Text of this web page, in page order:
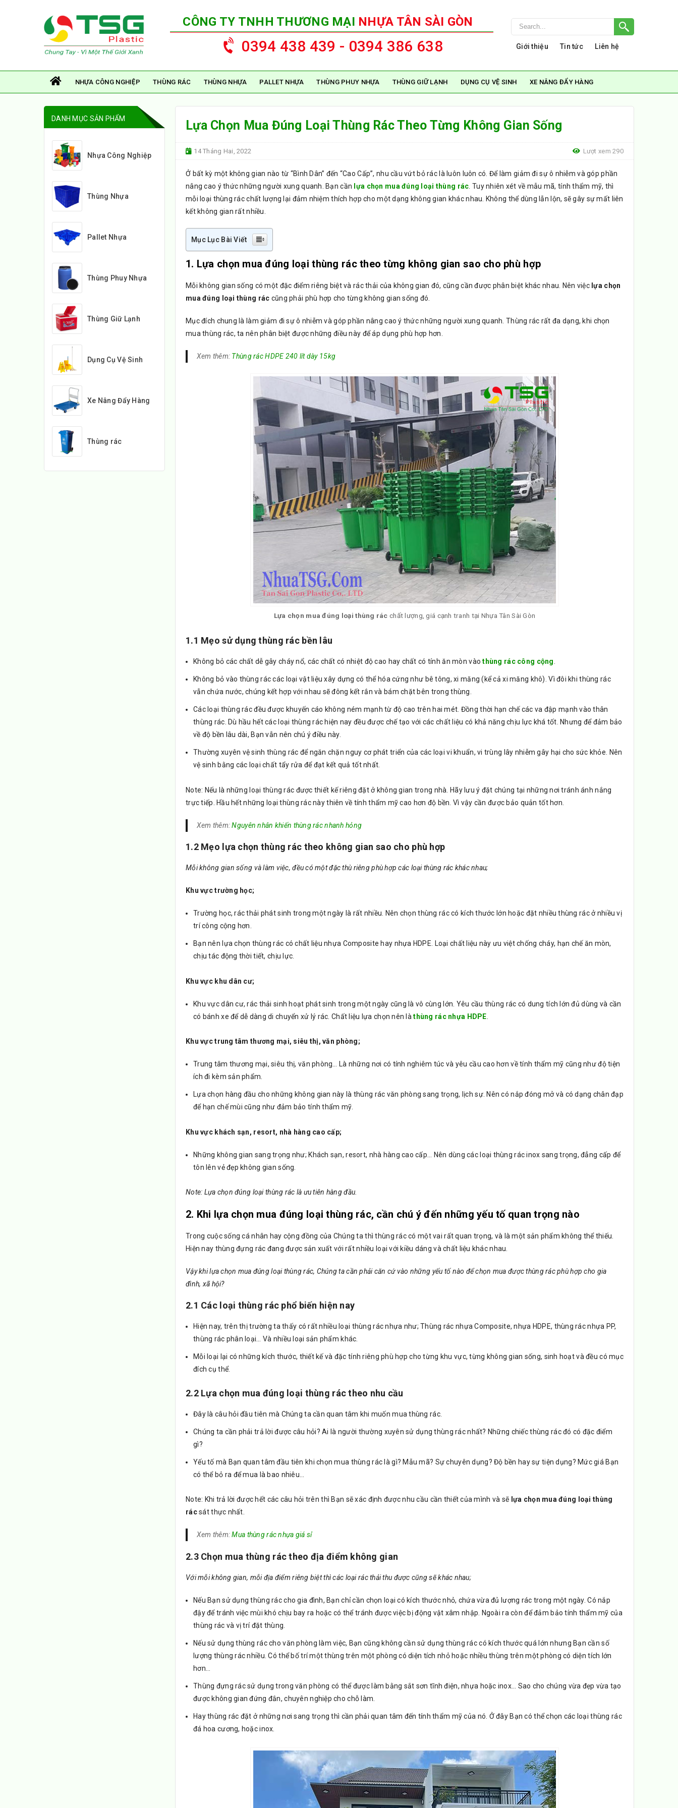
CÔNG TY TNHH THƯƠNG MẠI NHỰA TÂN SÀI GÒN
0394 438 439 - 0394 386 638 Giới thiệu Tin tức Liên hệ
NHỰA CÔNG NGHIỆP THÙNG RÁC THÙNG NHỰA PALLET NHỰA THÙNG PHUY NHỰA THÙNG GIỮ LẠNH DỤNG CỤ VỆ SINH XE NÂNG ĐẨY HÀNG
Lựa Chọn Mua Đúng Loại Thùng Rác Theo Từng Không Gian Sống
14 Tháng Hai, 2022 Lượt xem 290
Ở bất kỳ một không gian nào từ “Bình Dân” đến “Cao Cấp”, nhu cầu vứt bỏ rác là luôn luôn có. Để làm giảm đi sự ô nhiễm và góp phần
nâng cao ý thức những người xung quanh. Bạn cần lựa chọn mua đúng loại thùng rác . Tuy nhiên xét về mẫu mã, tính thẩm mỹ, thì
mỗi loại thùng rác chất lượng lại đảm nhiệm thích hợp cho một dạng không gian khác nhau. Không thể dùng lẫn lộn, sẽ gây sự mất liên
kết không gian rất nhiều.
Mục Lục Bài Viết
1. Lựa chọn mua đúng loại thùng rác theo từng không gian sao cho phù hợp
Mỗi không gian sống có một đặc điểm riêng biệt và rác thải của không gian đó, cũng cần được phân biệt khác nhau. Nên việc lựa chọn
mua đúng loại thùng rác cũng phải phù hợp cho từng không gian sống đó.
Mục đích chung là làm giảm đi sự ô nhiễm và góp phần nâng cao ý thức những người xung quanh. Thùng rác rất đa dạng, khi chọn
mua thùng rác, ta nên phân biệt được những điều này để áp dụng phù hợp hơn.
Xem thêm: Thùng rác HDPE 240 lít dày 15kg
Lựa chọn mua đúng loại thùng rác chất lượng, giá cạnh tranh tại Nhựa Tân Sài Gòn
1.1 Mẹo sử dụng thùng rác bền lâu
Không bỏ các chất dễ gây cháy nổ, các chất có nhiệt độ cao hay chất có tính ăn mòn vàothùng rác công cộng
Không bỏ vào thùng rác các loại vật liệu xây dựng có thể hóa cứng như bê tông, xi măng (kể cả xi măng khô). Vì đôi khi thùng rác
vẫn chứa nước, chúng kết hợp với nhau sẽ đông kết rắn và bám chặt bên trong thùng.
Các loại thùng rác đều được khuyến cáo không ném mạnh từ độ cao trên hai mét. Đồng thời hạn chế các va đập mạnh vào thân
thùng rác. Dù hầu hết các loại thùng rác hiện nay đều được chế tạo với các chất liệu có khả năng chịu lực khá tốt. Nhưng để đảm bảo
về độ bền lâu dài, Bạn vẫn nên chú ý điều này.
Thường xuyên vệ sinh thùng rác để ngăn chặn nguy cơ phát triển của các loại vi khuẩn, vi trùng lây nhiễm gây hại cho sức khỏe. Nên
vệ sinh bằng các loại chất tẩy rửa để đạt kết quả tốt nhất.
Note: Nếu là những loại thùng rác được thiết kế riêng đặt ở không gian trong nhà. Hãy lưu ý đặt chúng tại những nơi tránh ánh nắng
trực tiếp. Hầu hết những loại thùng rác này thiên về tính thẩm mỹ cao hơn độ bền. Vì vậy cần được bảo quản tốt hơn.
Xem thêm:Nguyên nhân khiến thùng rác nhanh hỏng
1.2 Mẹo lựa chọn thùng rác theo không gian sao cho phù hợp
Mỗi không gian sống và làm việc, đều có một đặc thù riêng phù hợp các loại thùng rác khác nhau;
Khu vực trường học;
Trường học, rác thải phát sinh trong một ngày là rất nhiều. Nên chọn thùng rác có kích thước lớn hoặc đặt nhiều thùng rác ở nhiều vị
trí công cộng hơn.
Bạn nên lựa chọn thùng rác có chất liệu nhựa Composite hay nhựa HDPE. Loại chất liệu này ưu việt chống cháy, hạn chế ăn mòn,
chịu tác động thời tiết, chịu lực.
Khu vực khu dân cư;
Khu vực dân cư, rác thải sinh hoạt phát sinh trong một ngày cũng là vô cùng lớn. Yêu cầu thùng rác có dung tích lớn đủ dùng và cần
có bánh xe để dễ dàng di chuyển xử lý rác. Chất liệu lựa chọn nên làthùng rác nhựa HDPE
Khu vực trung tâm thương mại, siêu thị, văn phòng;
Trung tâm thương mại, siêu thị, văn phòng… Là những nơi có tính nghiêm túc và yêu cầu cao hơn về tính thẩm mỹ cũng như độ tiện
ích đi kèm sản phẩm.
Lựa chọn hàng đầu cho những không gian này là thùng rác văn phòng sang trọng, lịch sự. Nên có nắp đóng mở và có dạng chân đạp
để hạn chế mùi cũng như đảm bảo tính thẩm mỹ.
Khu vực khách sạn, resort, nhà hàng cao cấp;
Những không gian sang trọng như; Khách sạn, resort, nhà hàng cao cấp… Nên dùng các loại thùng rác inox sang trọng, đẳng cấp để
tôn lên vẻ đẹp không gian sống.
Note: Lựa chọn đúng loại thùng rác là ưu tiên hàng đầu.
2. Khi lựa chọn mua đúng loại thùng rác, cần chú ý đến những yếu tố quan trọng nào
Trong cuộc sống cá nhân hay cộng đồng của Chúng ta thì thùng rác có một vai rất quan trọng, và là một sản phẩm không thể thiếu.
Hiện nay thùng đựng rác đang được sản xuất với rất nhiều loại với kiều dáng và chất liệu khác nhau.
Vậy khi lựa chọn mua đúng loại thùng rác, Chúng ta cần phải căn cứ vào những yếu tố nào để chọn mua được thùng rác phù hợp cho gia
đình, xã hội?
2.1 Các loại thùng rác phổ biến hiện nay
Hiện nay, trên thị trường ta thấy có rất nhiều loại thùng rác nhựa như; Thùng rác nhựa Composite, nhựa HDPE, thùng rác nhựa PP,
thùng rác phân loại… Và nhiều loại sản phẩm khác.
Mỗi loại lại có những kích thước, thiết kế và đặc tính riêng phù hợp cho từng khu vực, từng không gian sống, sinh hoạt và đều có mục
đích cụ thể.
2.2 Lựa chọn mua đúng loại thùng rác theo nhu cầu
Đây là câu hỏi đầu tiên mà Chúng ta cần quan tâm khi muốn mua thùng rác.
Chúng ta cần phải trả lời được câu hỏi? Ai là người thường xuyên sử dụng thùng rác nhất? Những chiếc thùng rác đó có đặc điểm
gì?
Yếu tố mà Bạn quan tâm đầu tiên khi chọn mua thùng rác là gì? Mẫu mã? Sự chuyên dụng? Độ bền hay sự tiện dụng? Mức giá Bạn
có thể bỏ ra để mua là bao nhiêu…
Note: Khi trả lời được hết các câu hỏi trên thì Bạn sẽ xác định được nhu cầu cần thiết của mình và sẽ lựa chọn mua đúng loại thùng
rácsát thực nhất.
Xem thêm:Mua thùng rác nhựa giá sỉ
2.3 Chọn mua thùng rác theo địa điểm không gian
Với mỗi không gian, mỗi địa điểm riêng biệt thì các loại rác thải thu được cũng sẽ khác nhau;
Nếu Bạn sử dụng thùng rác cho gia đình, Bạn chỉ cần chọn loại có kích thước nhỏ, chứa vừa đủ lượng rác trong một ngày. Có nắp
đậy để tránh việc mùi khó chịu bay ra hoặc có thể tránh được việc bị động vật xâm nhập. Ngoài ra còn để đảm bảo tính thẩm mỹ của
thùng rác và vị trí đặt thùng.
Nếu sử dụng thùng rác cho văn phòng làm việc, Bạn cũng không cần sử dụng thùng rác có kích thước quá lớn nhưng Bạn cần số
lượng thùng rác nhiều. Có thể bố trí một thùng trên một phòng có diện tích nhỏ hoặc nhiều thùng trên một phòng có diện tích lớn
hơn…
Thùng đựng rác sử dụng trong văn phòng có thể được làm bằng sắt sơn tĩnh điện, nhựa hoặc inox… Sao cho chúng vừa đẹp vừa tạo
được không gian đứng đắn, chuyên nghiệp cho chỗ làm.
Hay thùng rác đặt ở những nơi sang trọng thì cần phải quan tâm đến tính thẩm mỹ của nó. Ở đây Bạn có thể chọn các loại thùng rác
đá hoa cương, hoặc inox.
DANH MỤC SẢN PHẨM
Nhựa Công Nghiệp
Thùng Nhựa
Pallet Nhựa
Thùng Phuy Nhựa
Thùng Giữ Lạnh
Dụng Cụ Vệ Sinh
Xe Nâng Đẩy Hàng
Thùng rác